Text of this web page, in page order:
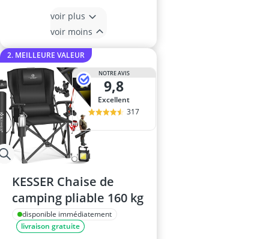
voir plus
voir moins
2. MEILLEURE VALEUR
NOTRE AVIS
9,8
Excellent
317
KESSER Chaise de
camping pliable 160 kg
disponible immédiatement
livraison gratuite